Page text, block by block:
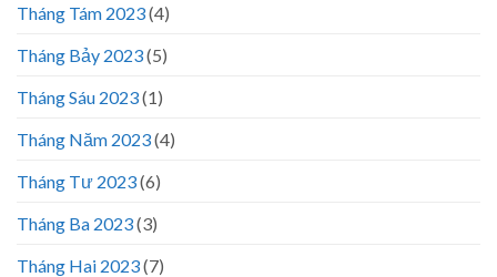
Tháng Tám 2023(4)
Tháng Bảy 2023(5)
Tháng Sáu 2023(1)
Tháng Năm 2023(4)
Tháng Tư 2023(6)
Tháng Ba 2023(3)
Tháng Hai 2023(7)